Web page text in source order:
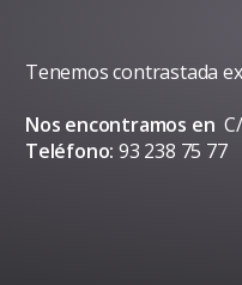
Tenemos contrastada
Nos encontramos en
Teléfono: 93 238 75 77